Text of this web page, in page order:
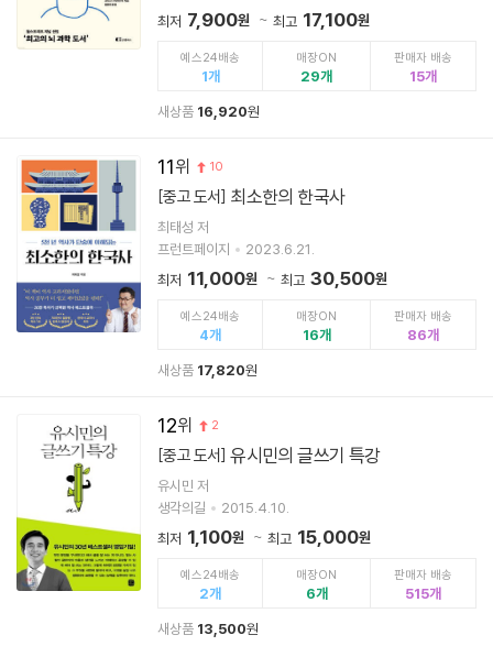
최저 7,900원 최고 17,100원
예스24배송
1
매장ON
29
판매자 배송
15
새상품 16,920원
11 10
[중고 도서] 최소한의 한국사
최태성 저
프런트페이지
2023.6.21.
최저 11,000원 최고 30,500원
예스24배송
4
매장ON
16
판매자 배송
86
새상품 17,820원
12 2
[중고 도서] 유시민의 글쓰기 특강
유시민 저
생각의길
2015.4.10.
최저 1,100원 최고 15,000원
예스24배송
2
매장ON
6
판매자 배송
515
새상품 13,500원